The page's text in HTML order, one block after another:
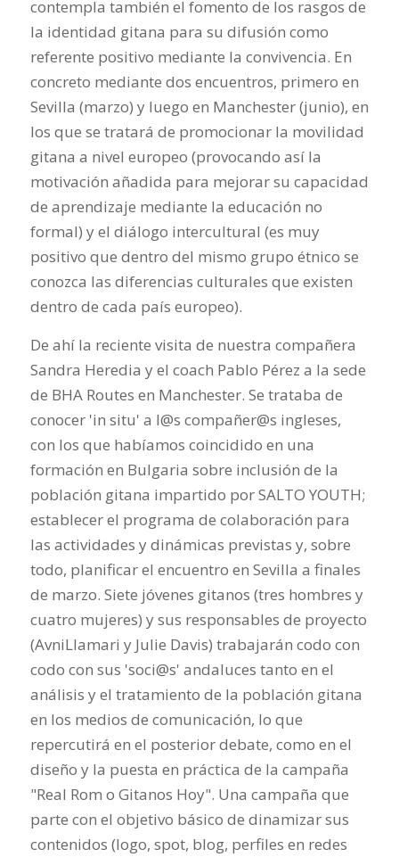
contempla también el fomento de los rasgos de
la identidad gitana para su difusión como
referente positivo mediante la convivencia. En
concreto mediante dos encuentros, primero en
Sevilla (marzo) y luego en Manchester (junio), en
los que se tratará de promocionar la movilidad
gitana a nivel europeo (provocando así la
motivación añadida para mejorar su capacidad
de aprendizaje mediante la educación no
formal) y el diálogo intercultural (es muy
positivo que dentro del mismo grupo étnico se
conozca las diferencias culturales que existen
dentro de cada país europeo).
De ahí la reciente visita de nuestra compañera
Sandra Heredia y el coach Pablo Pérez a la sede
de BHA Routes en Manchester. Se trataba de
conocer 'in situ' a l@s compañer@s ingleses,
con los que habíamos coincidido en una
formación en Bulgaria sobre inclusión de la
población gitana impartido por SALTO YOUTH;
establecer el programa de colaboración para
las actividades y dinámicas previstas y, sobre
todo, planificar el encuentro en Sevilla a finales
de marzo. Siete jóvenes gitanos (tres hombres y
cuatro mujeres) y sus responsables de proyecto
(AvniLlamari y Julie Davis) trabajarán codo con
codo con sus 'soci@s' andaluces tanto en el
análisis y el tratamiento de la población gitana
en los medios de comunicación, lo que
repercutirá en el posterior debate, como en el
diseño y la puesta en práctica de la campaña
"Real Rom o Gitanos Hoy". Una campaña que
parte con el objetivo básico de dinamizar sus
contenidos (logo, spot, blog, perfiles en redes